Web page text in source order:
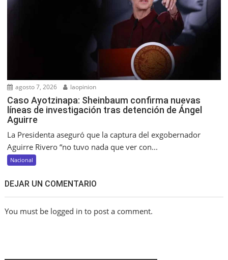
agosto 7, 2026 laopinion
Caso Ayotzinapa: Sheinbaum confirma nuevas
líneas de investigación tras detención de Ángel
Aguirre
La Presidenta aseguró que la captura del exgobernador
Aguirre Rivero “no tuvo nada que ver con...
Nacional
DEJAR UN COMENTARIO
You must be logged in to post a comment.